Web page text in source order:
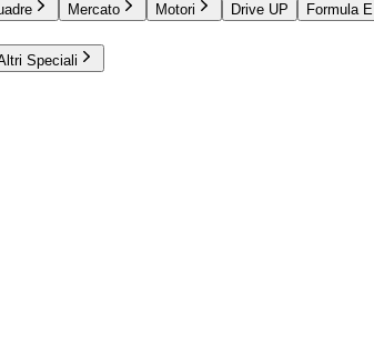
Mercato Motori Drive UP Formula E
Speciali